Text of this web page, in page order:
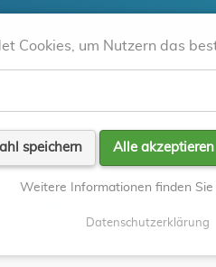
Cookies, um Nutzern das
speichern Alle akzeptieren
Weitere Informationen finden Sie
Datenschutzerklärung